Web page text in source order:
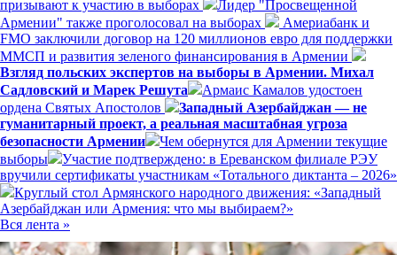
призывают к участию в выборах
Лидер "Просвещенной
Армении" также проголосовал на выборах
Америабанк и
FMO заключили договор на 120 миллионов евро для поддержки
ММСП и развития зеленого финансирования в Армении
Взгляд польских экспертов на выборы в Армении. Михал
Садловский и Марек Решута
Армаис Камалов удостоен
ордена Святых Апостолов
Западный Азербайджан — не
гуманитарный проект, а реальная масштабная угроза
безопасности Армении
Чем обернутся для Армении текущие
выборы
Участие подтверждено: в Ереванском филиале РЭУ
вручили сертификаты участникам «Тотального диктанта – 2026»
Круглый стол Армянского народного движения: «Западный
Азербайджан или Армения: что мы выбираем?»
Вся лента »